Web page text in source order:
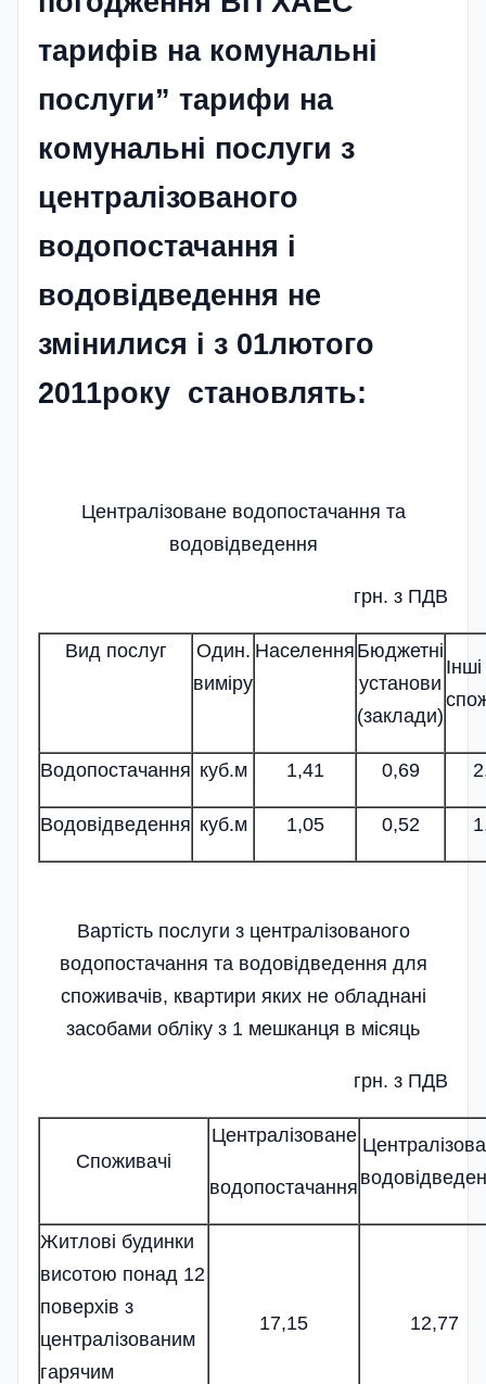
тарифів на комунальні
послуги” тарифи на
комунальні послуги з
централізованого
водопостачання і
водовідведення не
змінилися і з 01лютого
2011року становлять:
Централізоване водопостачання та
водовідведення
грн. з ПДВ
Вид послуг
Один.
виміру
Населення Бюджетні
установи
(заклади)
Інші
Водопостачання куб.м 1,41 0,69
Водовідведення куб.м 1,05 0,52
Вартість послуги з централізованого
водопостачання та водовідведення для
споживачів, квартири яких не обладнані
засобами обліку з 1 мешканця в місяць
грн. з ПДВ
Споживачі
Централізоване
водопостачання
Житлові будинки
висотою понад 12
поверхів з
централізованим
гарячим
17,15 12,77